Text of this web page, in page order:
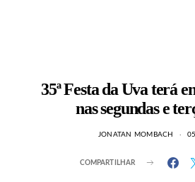
35ª Festa da Uva terá
nas segundas e
JONATAN MOMBACH
COMPARTILHAR